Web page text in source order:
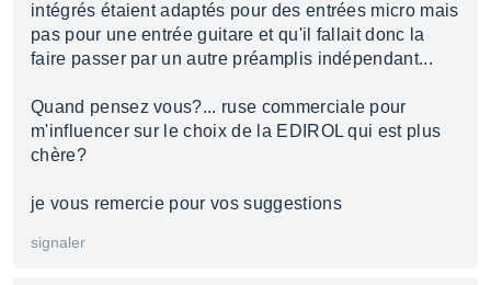
intégrés étaient adaptés pour des entrées micro mais
pas pour une entrée guitare et qu'il fallait donc la
faire passer par un autre préamplis indépendant...
Quand pensez vous?... ruse commerciale pour
m'influencer sur le choix de la EDIROL qui est plus
chère?
je vous remercie pour vos suggestions
signaler